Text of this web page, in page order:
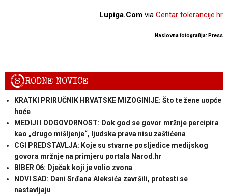
Lupiga.Com via Centar tolerancije.hr
Naslovna fotografija: Press
SRODNE NOVICE
KRATKI PRIRUČNIK HRVATSKE MIZOGINIJE: Što te žene uopće
hoće
MEDIJI I ODGOVORNOST: Dok god se govor mržnje percipira
kao „drugo mišljenje“, ljudska prava nisu zaštićena
CGI PREDSTAVLJA: Koje su stvarne posljedice medijskog
govora mržnje na primjeru portala Narod.hr
BIBER 06: Dječak koji je volio zvona
NOVI SAD: Dani Srđana Aleksića završili, protesti se
nastavljaju